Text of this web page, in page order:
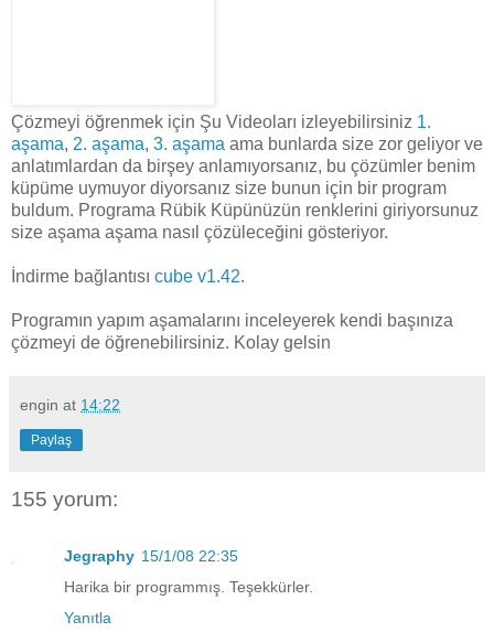
Çözmeyi öğrenmek için Şu Videoları izleyebilirsiniz 1.
aşama, 2. aşama, 3. aşama ama bunlarda size zor geliyor ve
anlatımlardan da birşey anlamıyorsanız, bu çözümler benim
küpüme uymuyor diyorsanız size bunun için bir program
buldum. Programa Rübik Küpünüzün renklerini giriyorsunuz
size aşama aşama nasıl çözüleceğini gösteriyor.
İndirme bağlantısı cube v1.42.
Programın yapım aşamalarını inceleyerek kendi başınıza
çözmeyi de öğrenebilirsiniz. Kolay gelsin
engin at 14:22
Paylaş
155 yorum:
Jegraphy 15/1/08 22:35
Harika bir programmış. Teşekkürler.
Yanıtla